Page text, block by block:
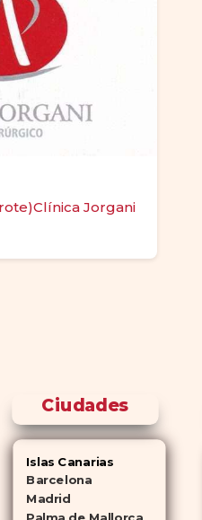
Jorgani
Ciudades
Islas Canarias
Barcelona
Madrid